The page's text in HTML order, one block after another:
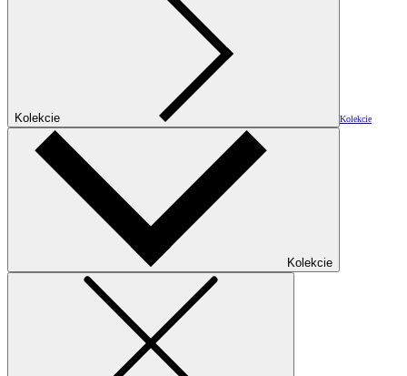
Kolekcie Kolekcie
Kolekcie